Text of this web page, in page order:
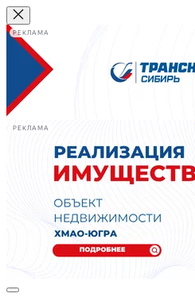
РЕКЛАМА
РЕКЛАМА